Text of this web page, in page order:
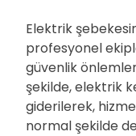
Elektrik
profesyonel
güvenlik
şekilde, elektrik
giderilerek,
normal şekilde